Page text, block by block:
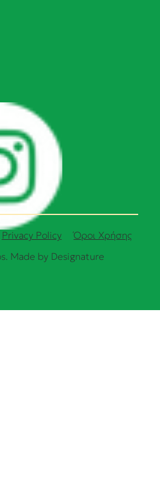
Made by Designature
Όροι Χρήσης
Privacy Policy